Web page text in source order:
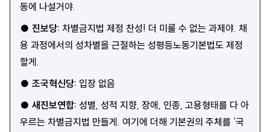
동에 나설거야.
● 진보당: 차별금지법 제정 찬성! 더 미룰 수 없는 과제야. 채
용 과정에서의 성차별을 근절하는 성평등노동기본법도 제정
할게.
● 조국혁신당: 입장 없음
● 새진보연합: 성별, 성적 지향, 장애, 인종, 고용형태를 다 아
우르는 차별금지법 만들게. 여기에 더해 기본권의 주체를 ‘국